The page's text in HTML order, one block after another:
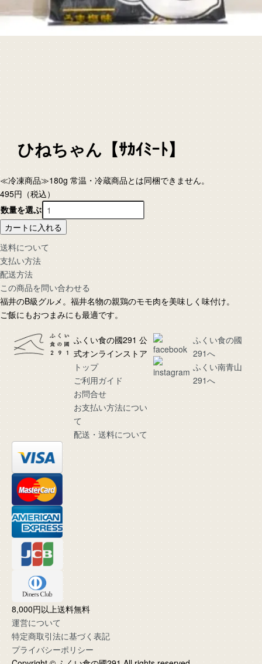
ひねちゃん【ｻｶｲﾐｰﾄ】
≪冷凍商品≫180g 常温・冷蔵商品とは同梱できません。
495円 （税込）
数量を選ぶ
カートに入れる
送料について
支払い方法
配送方法
この商品を問い合わせる
福井のB級グルメ。福井名物の親鶏のモモ肉を美味しく味付け。
ご飯にもおつまみにも最適です。
ふくい食の國291 公
式オンラインストア
トップ
ご利用ガイド
お問合せ
お支払い方法につい
て
配送・送料について
ふくい食の國
291へ
ふくい南青山
291へ
8,000円以上送料無料
運営について
特定商取引法に基づく表記
プライバシーポリシー